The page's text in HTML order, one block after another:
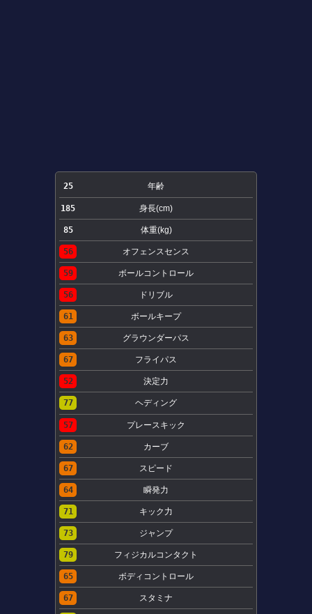
25 年齢
185 身長(cm)
85 体重(kg)
56 オフェンスセンス
59 ボールコントロール
56 ドリブル
61 ボールキープ
63 グラウンダーパス
67 フライパス
52 決定力
77 ヘディング
57 プレースキック
62 カーブ
67 スピード
64 瞬発力
71 キック力
73 ジャンプ
79 フィジカルコンタクト
65 ボディコントロール
67 スタミナ